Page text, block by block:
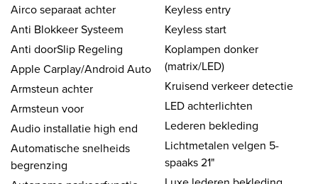
Airco separaat achter
Anti Blokkeer Systeem
Anti doorSlip Regeling
Apple Carplay/Android Auto
Armsteun achter
Armsteun voor
Audio installatie high end
Automatische snelheids
begrenzing
Keyless entry
Keyless start
Koplampen donker
(matrix/LED)
Kruisend verkeer detectie
LED achterlichten
Lederen bekleding
Lichtmetalen velgen 5-
spaaks 21"